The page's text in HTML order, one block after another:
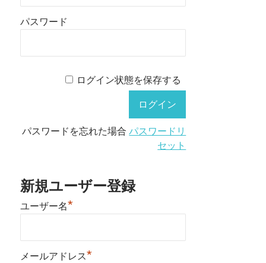
パスワード
ログイン状態を保存する
パスワードを忘れた場合パスワードリ
セット
新規ユーザー登録
ユーザー名*
メールアドレス*